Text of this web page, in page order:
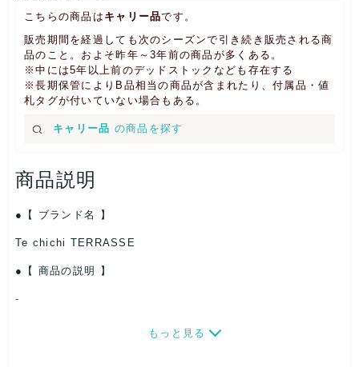
こちらの商品は キャリー品です。
販売期間を経過しても次のシーズンで引き続き販売される商
品のこと。およそ昨年～3年前の商品が多くある。
※中には5年以上前のデッドストックなども存在する
※長期保管によりB品相当の商品が含まれたり、付属品・値
札タグが付いていない場合もある。
キャリー品 の商品を探す
商品説明
【 ブランド名 】
Te chichi TERRASSE
【 商品の説明 】
-
もっと見る